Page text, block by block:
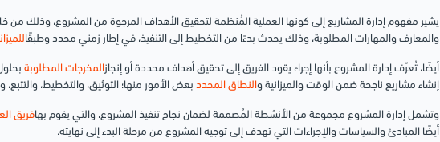
يشير مفهوم إدارة المشاريع إلى كونها العملية المُنظمة لتحقيق الأهداف المرجوة من المشروع، وذلك من
والمعارف والمهارات المطلوبة، وذلك يحدث بدءًا من التخطيط إلى التنفيذ، في إطار زمني محدد وطبقًا
أيضًا، تُعرّف إدارة المشروع بأنها إجراء يقود الفريق إلى تحقيق أهداف محددة أو إنجازالمخرجات المطلوبة
إنشاء مشاريع ناجحة ضمن الوقت والميزانية والنطاق المحدد بعض الأمور منها؛ التوثيق، والتخطيط، والتتبع،
وتشمل إدارة المشروع مجموعة من الأنشطة المُصممة لضمان نجاح تنفيذ المشروع، والتي يقوم بهافريق
أيضًا المبادئ والسياسات والإجراءات التي تهدف إلى توجيه المشروع من مرحلة البدء إلى نهايته.